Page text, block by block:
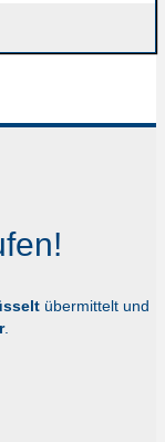
übermittelt und
.